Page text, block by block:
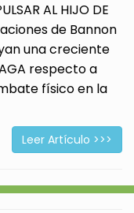
AL HIJO DE
de Bannon
una creciente
respecto a
físico en la
Leer Artículo >>>